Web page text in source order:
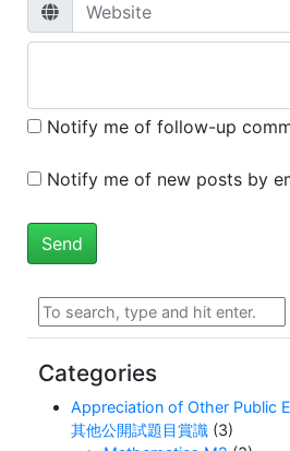
Notify me of follow-up
Notify me of new posts by
Categories
Appreciation of Other Public
其他公開試題目賞識 (3)